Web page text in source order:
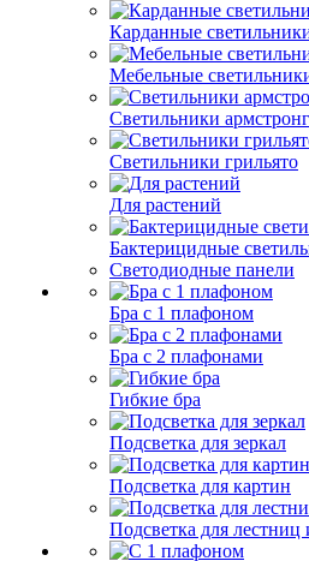
Карданные
Мебельные
Светильники армстронг
Светильники грильято
Для растений
Бактерицидные
Светодиодные панели
Бра с 1 плафоном
Бра с 2 плафонами
Гибкие бра
Подсветка для зеркал
Подсветка для картин
Подсветка для лестниц